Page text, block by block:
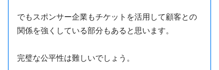
でもスポンサー企業もチケットを活用して顧客との
関係を強くしている部分もあると思います。
完璧な公平性は難しいでしょう。